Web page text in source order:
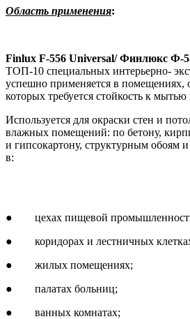
Область применения:
Finlux F-556 Universal/ Финлюкс Ф-
ТОП-10 специальных интерьерно-
успешно применяется в помещениях,
которых требуется стойкость к мытью
Используется для окраски стен и
влажных помещений: по бетону,
и гипсокартону, структурным обоям
в:
● цехах пищевой
● коридорах и лестничных
● жилых помещениях;
● палатах больниц;
● ванных комнатах;